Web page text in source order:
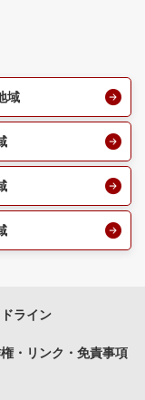
域
ライン
・リンク・免責事項